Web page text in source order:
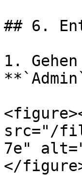
## 6.
1.
src="/
7e"
</